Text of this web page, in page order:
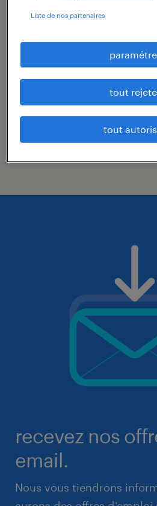
menuisier d'atelier (f/h)
saint-vincent-des-landes,
13,00 € par heure
publié le 15 juillet 2026
recevez nos
email.
Nous vous tiendrons
Liste de nos partenaires
tout
tout